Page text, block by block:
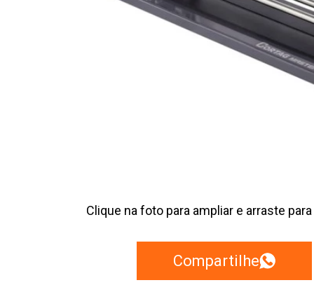
Clique na foto para ampliar e arraste
Compartilhe